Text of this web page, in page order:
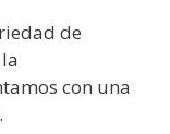
de
con una